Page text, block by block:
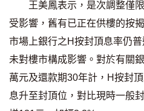
王美鳳表示，是次調整僅限
受影響，舊有已正在供樓的按
市場上銀行之H按封頂息率仍
未對樓市構成影響。對於有關
萬元及還款期30年計，H按封
息升至封頂位，對比現時一般